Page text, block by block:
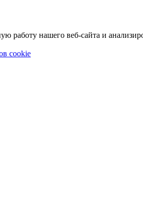
работу нашего веб-сайта и
cookie